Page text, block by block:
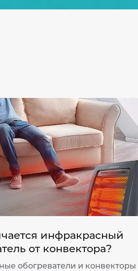
инфракрасный
от конвектора?
обогреватели и конвекторы